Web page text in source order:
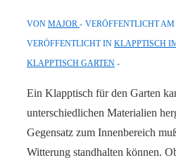
VON MAJOR VERÖFFENTLICHT AM
VERÖFFENTLICHT IN KLAPPTISCH
KLAPPTISCH GARTEN
Ein Klapptisch für den Garten
unterschiedlichen Materialien
Gegensatz zum Innenbereich
Witterung standhalten können.